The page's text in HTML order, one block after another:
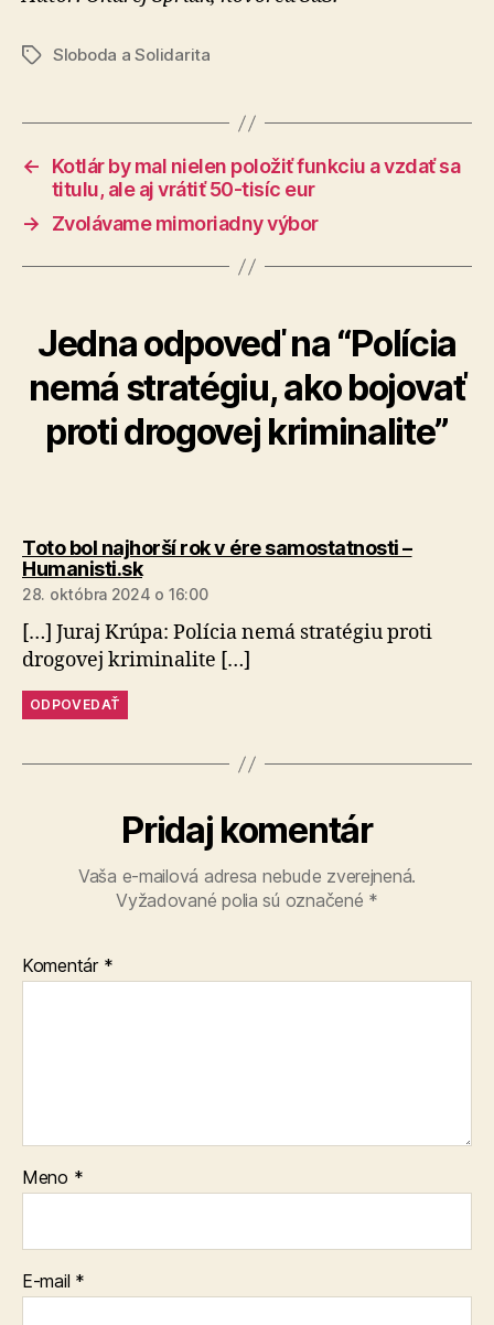
ZnačkySloboda a Solidarita
←
Kotlár by mal nielen položiť funkciu a vzdať sa
titulu, ale aj vrátiť 50-tisíc eur
→
Zvolávame mimoriadny výbor
Jedna odpoveď na “Polícia
nemá stratégiu, ako bojovať
proti drogovej kriminalite”
Toto bol najhorší rok v ére samostatnosti –
Humanisti.skhovorí:
28. októbra 2024 o 16:00
[…] Juraj Krúpa: Polícia nemá stratégiu proti
drogovej kriminalite […]
ODPOVEDAŤ
Pridaj komentár
Vaša e-mailová adresa nebude zverejnená.
Vyžadované polia sú označené *
Komentár *
Meno *
E-mail *